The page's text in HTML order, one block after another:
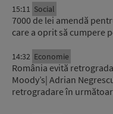
15:11 Social
7000 de lei amendă
care a oprit să cumpere
14:32 Economie
România evită
Moody’s| Adrian
retrogradare în